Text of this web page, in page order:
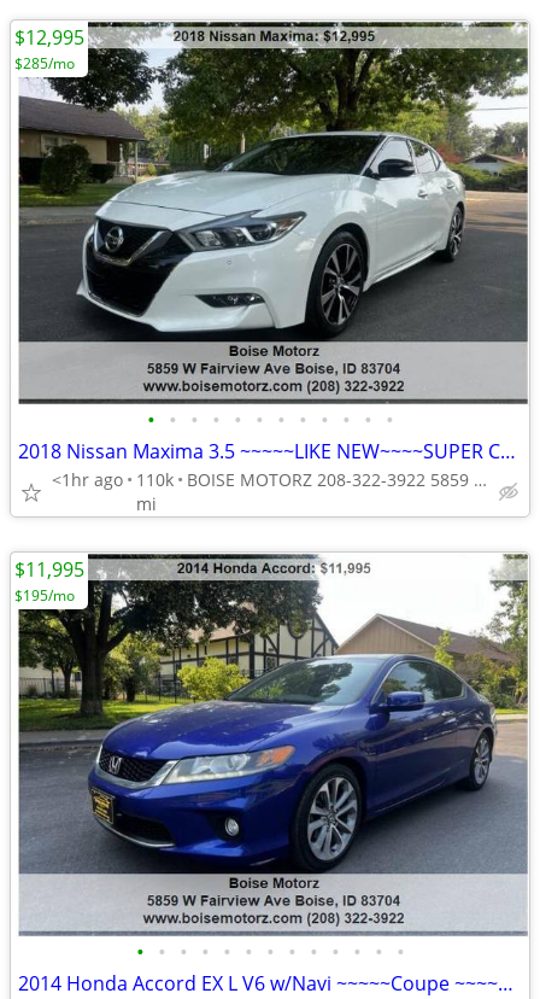
• • • • • • • • • • • •
2018 Nissan Maxima 3.5 ~~~~~LIKE NEW~~~~SUPER CLEAN~~~
<1hr ago
110k
mi
BOISE MOTORZ 208-322-3922 5859 W FAIRVIEW AVE BOISE IDAHO<ta
$12,995
$285/mo
• • • • • • • • • • • • •
2014 Honda Accord EX L V6 w/Navi ~~~~~Coupe ~~~~~LIKE NEW~~~~~
$11,995
$195/mo